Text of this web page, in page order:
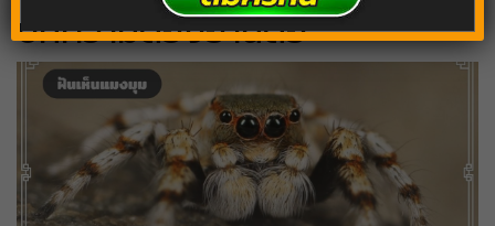
บทความต้องอ่านต่อ